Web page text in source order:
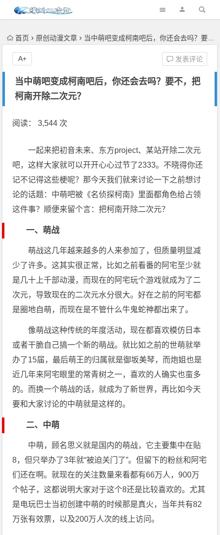
首页 原创动漫文章 当中萌吧变成柯南吧后，你还会去吗？要不，把柯南开除二次元？
当中萌吧变成柯南吧后，你还会去吗？要不，把
柯南开除二次元？
发表评论
A+
阅读： 3,544 次
一起来把初音未来、东方project、某站开除二次元
吧，这样大家就可以开开心心过节了2333。不晓得你还
记不记得这些梗呢？那今天我们就来讨论一下之前想讨
论的话题：中萌吧被《名侦探柯南》里面都角色给占领
这件事？顺便来留个言：把柯南开除二次元？
一、萌战
萌战这几年越来越多的人来参加了，但质量明显减
少了许多。这其实很正常，比如之前看番的阿宅至少就
是几十上千部动漫，而现在的阿宅玩个游戏就成为了二
次元，导致现在的二次元水分很大。好在之前的阿宅都
是圈地自萌，而现在是不管什么牛鬼蛇神都出来了。
像萌战这种传统的年度活动，现在都喜欢模仿日本
或者干脆自己搞一个新的萌战。就比如之前的世萌就举
办了15届，最后萌王的归属就是御坂美琴，而炮姐也是
近几年来阿宅眼里的常青树之一，喜欢的人确实也蛮多
的。而换一个萌战的话，就成为了新世界，再比如今天
要和大家讨论的中萌就是这样的。
二、中萌
中萌，顾名思义就是国内的萌战，它主要集中在贴
8，但只举办了3年就“被迫关门了”。但留下的粉丝和阿宅
们还在啊。就现在的关注数量来看都有66万人，900万
个帖子，这都说明大家对于这个8还是比较喜欢的。尤其
是电玩巴士当初创建中萌的时候那是真火，当年共有82
万张有效票，以及200万人次的线上访问。